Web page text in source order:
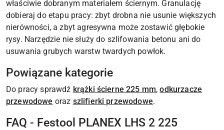
właściwie dobranym materiałem ściernym. Granulację
dobieraj do etapu pracy: zbyt drobna nie usunie większych
nierówności, a zbyt agresywna może zostawić głębokie
rysy. Narzędzie nie służy do szlifowania betonu ani do
usuwania grubych warstw twardych powłok.
Powiązane kategorie
Do pracy sprawdź krążki ścierne 225 mm,odkurzacze
przewodowe oraz szlifierki przewodowe.
FAQ - Festool PLANEX LHS 2 225